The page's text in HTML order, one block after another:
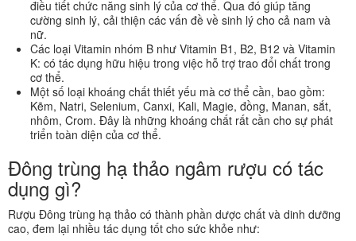
điều tiết chức năng sinh lý của cơ thể. Qua đó giúp tăng
cường sinh lý, cải thiện các vấn đề về sinh lý cho cả nam và
nữ.
Các loại Vitamin nhóm B như Vitamin B1, B2, B12 và Vitamin
K: có tác dụng hữu hiệu trong việc hỗ trợ trao đổi chất trong
cơ thể.
Một số loại khoáng chất thiết yếu mà cơ thể cần, bao gồm:
Kẽm, Natri, Selenium, Canxi, Kali, Magie, đồng, Manan, sắt,
nhôm, Crom. Đây là những khoáng chất rất cần cho sự phát
triển toàn diện của cơ thể.
Đông trùng hạ thảo ngâm rượu có tác
dụng gì?
Rượu Đông trùng hạ thảo có thành phần dược chất và dinh dưỡng
cao, đem lại nhiều tác dụng tốt cho sức khỏe như: